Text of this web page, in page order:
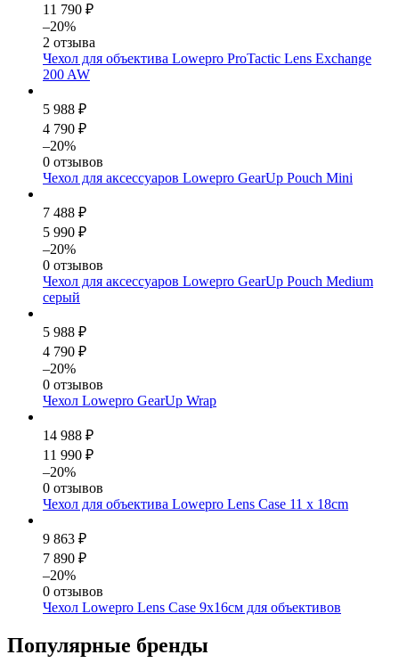
11 790 ₽
–20%
2 отзыва
Чехол для объектива Lowepro ProTactic Lens Exchange
200 AW
5 988 ₽
4 790 ₽
–20%
0 отзывов
Чехол для аксессуаров Lowepro GearUp Pouch Mini
7 488 ₽
5 990 ₽
–20%
0 отзывов
Чехол для аксессуаров Lowepro GearUp Pouch Medium
серый
5 988 ₽
4 790 ₽
–20%
0 отзывов
Чехол Lowepro GearUp Wrap
14 988 ₽
11 990 ₽
–20%
0 отзывов
Чехол для объектива Lowepro Lens Case 11 x 18cm
9 863 ₽
7 890 ₽
–20%
0 отзывов
Чехол Lowepro Lens Case 9x16см для объективов
Популярные бренды